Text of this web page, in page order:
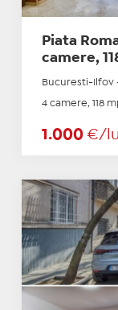
Piata
camere,
Bucuresti-Ilfov
4 camere, 118
1.000 €/